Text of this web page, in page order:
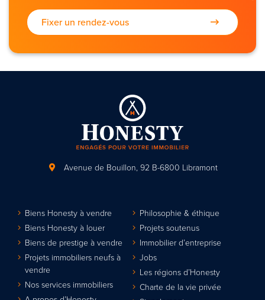
Fixer un rendez-vous
Avenue de Bouillon, 92 B-6800 Libramont
Biens Honesty à vendre
Biens Honesty à louer
Biens de prestige à vendre
Projets immobiliers neufs à
vendre
Nos services immobiliers
Philosophie & éthique
Projets soutenus
Immobilier d’entreprise
Jobs
Les régions d’Honesty
Charte de la vie privée